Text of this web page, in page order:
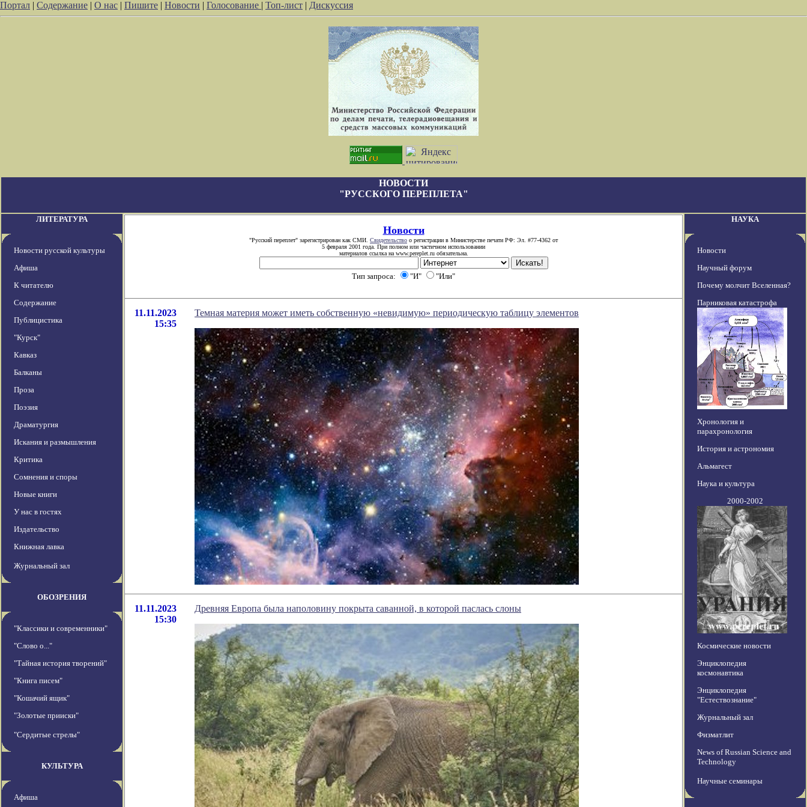
Портал | Содержание | О нас | Пишите | Новости | Голосование | Топ-лист | Дискуссия
НОВОСТИ
"РУССКОГО ПЕРЕПЛЕТА"
ЛИТЕРАТУРА
Новости русской культуры
Афиша
К читателю
Содержание
Публицистика
"Курск"
Кавказ
Балканы
Проза
Поэзия
Драматургия
Искания и размышления
Критика
Сомнения и споры
Новые книги
У нас в гостях
Издательство
Книжная лавка
Журнальный зал
ОБОЗРЕНИЯ
"Классики и современники"
"Слово о..."
"Тайная история творений"
"Книга писем"
"Кошачий ящик"
"Золотые прииски"
"Сердитые стрелы"
КУЛЬТУРА
Афиша
Новости
"Русский переплет" зарегистрирован как СМИ. Свидетельство о регистрации в Министерстве печати РФ: Эл. #77-4362 от
5 февраля 2001 года. При полном или частичном использовании
материалов ссылка на www.pereplet.ru обязательна.
Тип запроса: "И" "Или"
11.11.2023
15:35
Темная материя может иметь собственную «невидимую» периодическую таблицу элементов
11.11.2023
15:30
Древняя Европа была наполовину покрыта саванной, в которой паслась слоны
НАУКА
Новости
Научный форум
Почему молчит Вселенная?
Парниковая катастрофа
Хронология и
парахронология
История и астрономия
Альмагест
Наука и культура
2000-2002
Космические новости
Энциклопедия
космонавтика
Энциклопедия
"Естествознание"
Журнальный зал
Физматлит
News of Russian Science and
Technology
Научные семинары